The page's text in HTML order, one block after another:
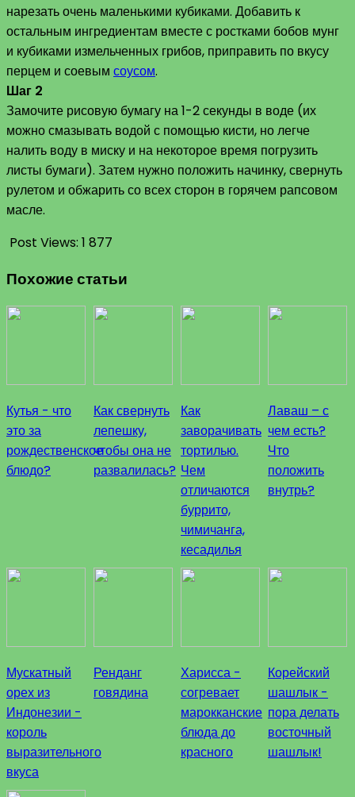
нарезать очень маленькими кубиками. Добавить к
остальным ингредиентам вместе с ростками бобов мунг
и кубиками измельченных грибов, приправить по вкусу
перцем и соевым соусом.
Шаг 2
Замочите рисовую бумагу на 1-2 секунды в воде (их
можно смазывать водой с помощью кисти, но легче
налить воду в миску и на некоторое время погрузить
листы бумаги). Затем нужно положить начинку, свернуть
рулетом и обжарить со всех сторон в горячем рапсовом
масле.
Post Views: 1 877
Похожие статьи
Кутья - что
это за
рождественское
блюдо?
Как свернуть
лепешку,
чтобы она не
развалилась?
Как
заворачивать
тортилью.
Чем
отличаются
буррито,
чимичанга,
кесадилья
Лаваш – с
чем есть?
Что
положить
внутрь?
Мускатный
орех из
Индонезии -
король
выразительного
вкуса
Ренданг
говядина
Харисса -
согревает
марокканские
блюда до
красного
Корейский
шашлык -
пора делать
восточный
шашлык!